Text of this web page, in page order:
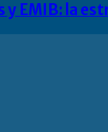
y EMIB: la